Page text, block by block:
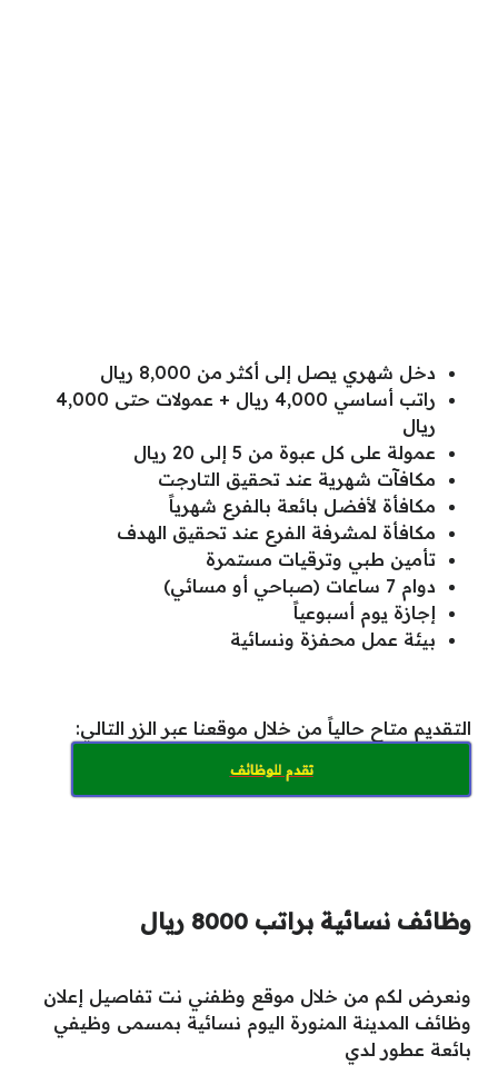
دخل شهري يصل إلى أكثر من 8,000 ريال
راتب أساسي 4,000 ريال + عمولات حتى 4,000
ريال
عمولة على كل عبوة من 5 إلى 20 ريال
مكافآت شهرية عند تحقيق التارجت
مكافأة لأفضل بائعة بالفرع شهرياً
مكافأة لمشرفة الفرع عند تحقيق الهدف
تأمين طبي وترقيات مستمرة
دوام 7 ساعات (صباحي أو مسائي)
إجازة يوم أسبوعياً
بيئة عمل محفزة ونسائية
التقديم متاح حالياً من خلال موقعنا عبر الزر التالي:
تقدم للوظائف
وظائف نسائية براتب 8000 ريال
ونعرض لكم من خلال موقع وظفني نت تفاصيل إعلان
وظائف المدينة المنورة اليوم نسائية بمسمى وظيفي
بائعة عطور لدي